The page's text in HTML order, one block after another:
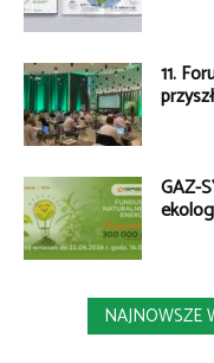
11.
GAZ-
NAJNOWSZE